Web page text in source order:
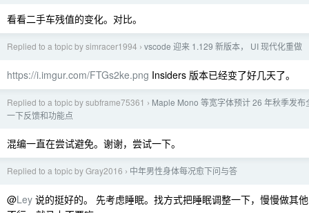
看看二手车残值的变化。对比。
Replied to a topic by simracer1994 › vscode 迎来 1.129 新版本， UI 现代化重做
https://i.imgur.com/FTGs2ke.png Insiders 版本已经变了好几天了。
Replied to a topic by subframe75361 › Maple Mono 等宽字体预计 26 年秋季发布
一下反馈和功能点
混编一直在尝试避免。谢谢，尝试一下。
Replied to a topic by Gray2016 › 中年男性身体每况愈下问与答
@Ley 说的挺好的。 先考虑睡眠。找方式把睡眠调整一下，慢慢做其